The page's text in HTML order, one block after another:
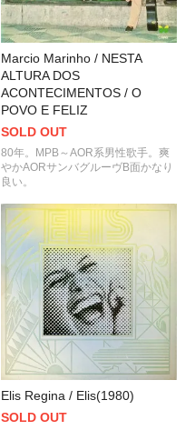
Marcio Marinho / NESTA
ALTURA DOS
ACONTECIMENTOS / O
POVO E FELIZ
SOLD OUT
80年。MPB～AOR系男性歌手。爽
やかAORサンバグルーヴB面かなり
良い。
Elis Regina / Elis(1980)
SOLD OUT